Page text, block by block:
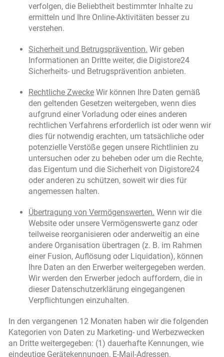
verfolgen, die Beliebtheit bestimmter Inhalte zu
ermitteln und Ihre Online-Aktivitäten besser zu
verstehen.
Sicherheit und Betrugsprävention. Wir geben
Informationen an Dritte weiter, die Digistore24
Sicherheits- und Betrugsprävention anbieten.
Rechtliche Zwecke Wir können Ihre Daten gemäß
den geltenden Gesetzen weitergeben, wenn dies
aufgrund einer Vorladung oder eines anderen
rechtlichen Verfahrens erforderlich ist oder wenn wir
dies für notwendig erachten, um tatsächliche oder
potenzielle Verstöße gegen unsere Richtlinien zu
untersuchen oder zu beheben oder um die Rechte,
das Eigentum und die Sicherheit von Digistore24
oder anderen zu schützen, soweit wir dies für
angemessen halten.
Übertragung von Vermögenswerten. Wenn wir die
Website oder unsere Vermögenswerte ganz oder
teilweise reorganisieren oder anderweitig an eine
andere Organisation übertragen (z. B. im Rahmen
einer Fusion, Auflösung oder Liquidation), können
Ihre Daten an den Erwerber weitergegeben werden.
Wir werden den Erwerber jedoch auffordern, die in
dieser Datenschutzerklärung eingegangenen
Verpflichtungen einzuhalten.
In den vergangenen 12 Monaten haben wir die folgenden
Kategorien von Daten zu Marketing- und Werbezwecken
an Dritte weitergegeben: (1) dauerhafte Kennungen, wie
eindeutige Gerätekennungen, E-Mail-Adressen,